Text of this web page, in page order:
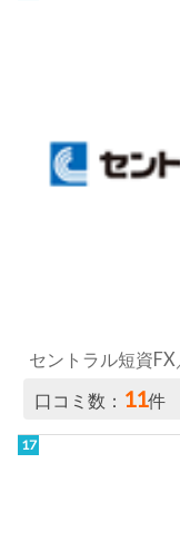
セントラル短資
口コミ数： 11件